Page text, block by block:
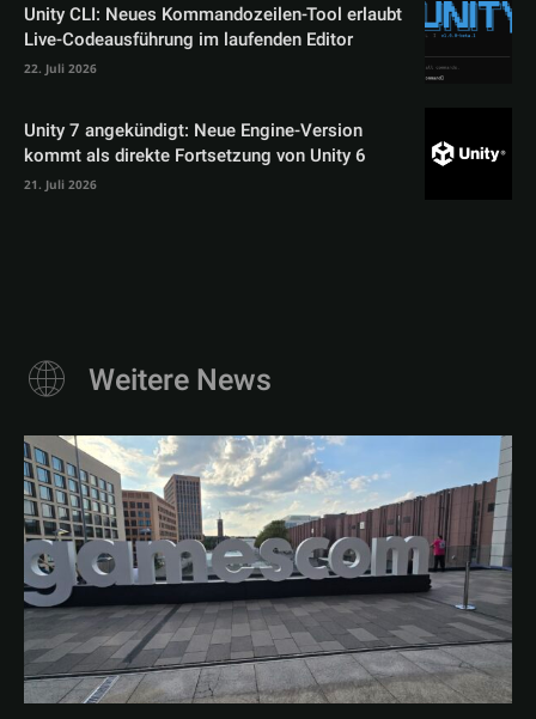
Unity CLI: Neues Kommandozeilen-Tool erlaubt
Live-Codeausführung im laufenden Editor
22. Juli 2026
Unity 7 angekündigt: Neue Engine-Version
kommt als direkte Fortsetzung von Unity 6
21. Juli 2026
Weitere News